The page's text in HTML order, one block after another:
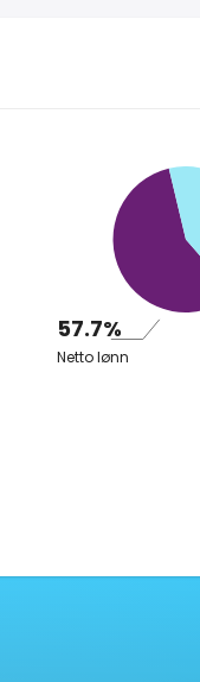
57.7%
Netto lønn